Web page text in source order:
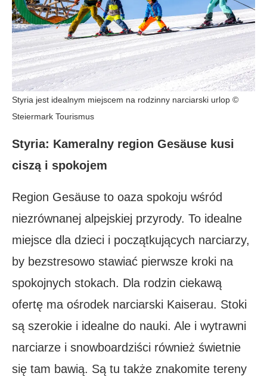
Styria jest idealnym miejscem na rodzinny narciarski urlop ©
Steiermark Tourismus
Styria: Kameralny region Gesäuse kusi
ciszą i spokojem
Region Gesäuse to oaza spokoju wśród
niezrównanej alpejskiej przyrody. To idealne
miejsce dla dzieci i początkujących narciarzy,
by bezstresowo stawiać pierwsze kroki na
spokojnych stokach. Dla rodzin ciekawą
ofertę ma ośrodek narciarski Kaiserau. Stoki
są szerokie i idealne do nauki. Ale i wytrawni
narciarze i snowboardziści również świetnie
się tam bawią. Są tu także znakomite tereny